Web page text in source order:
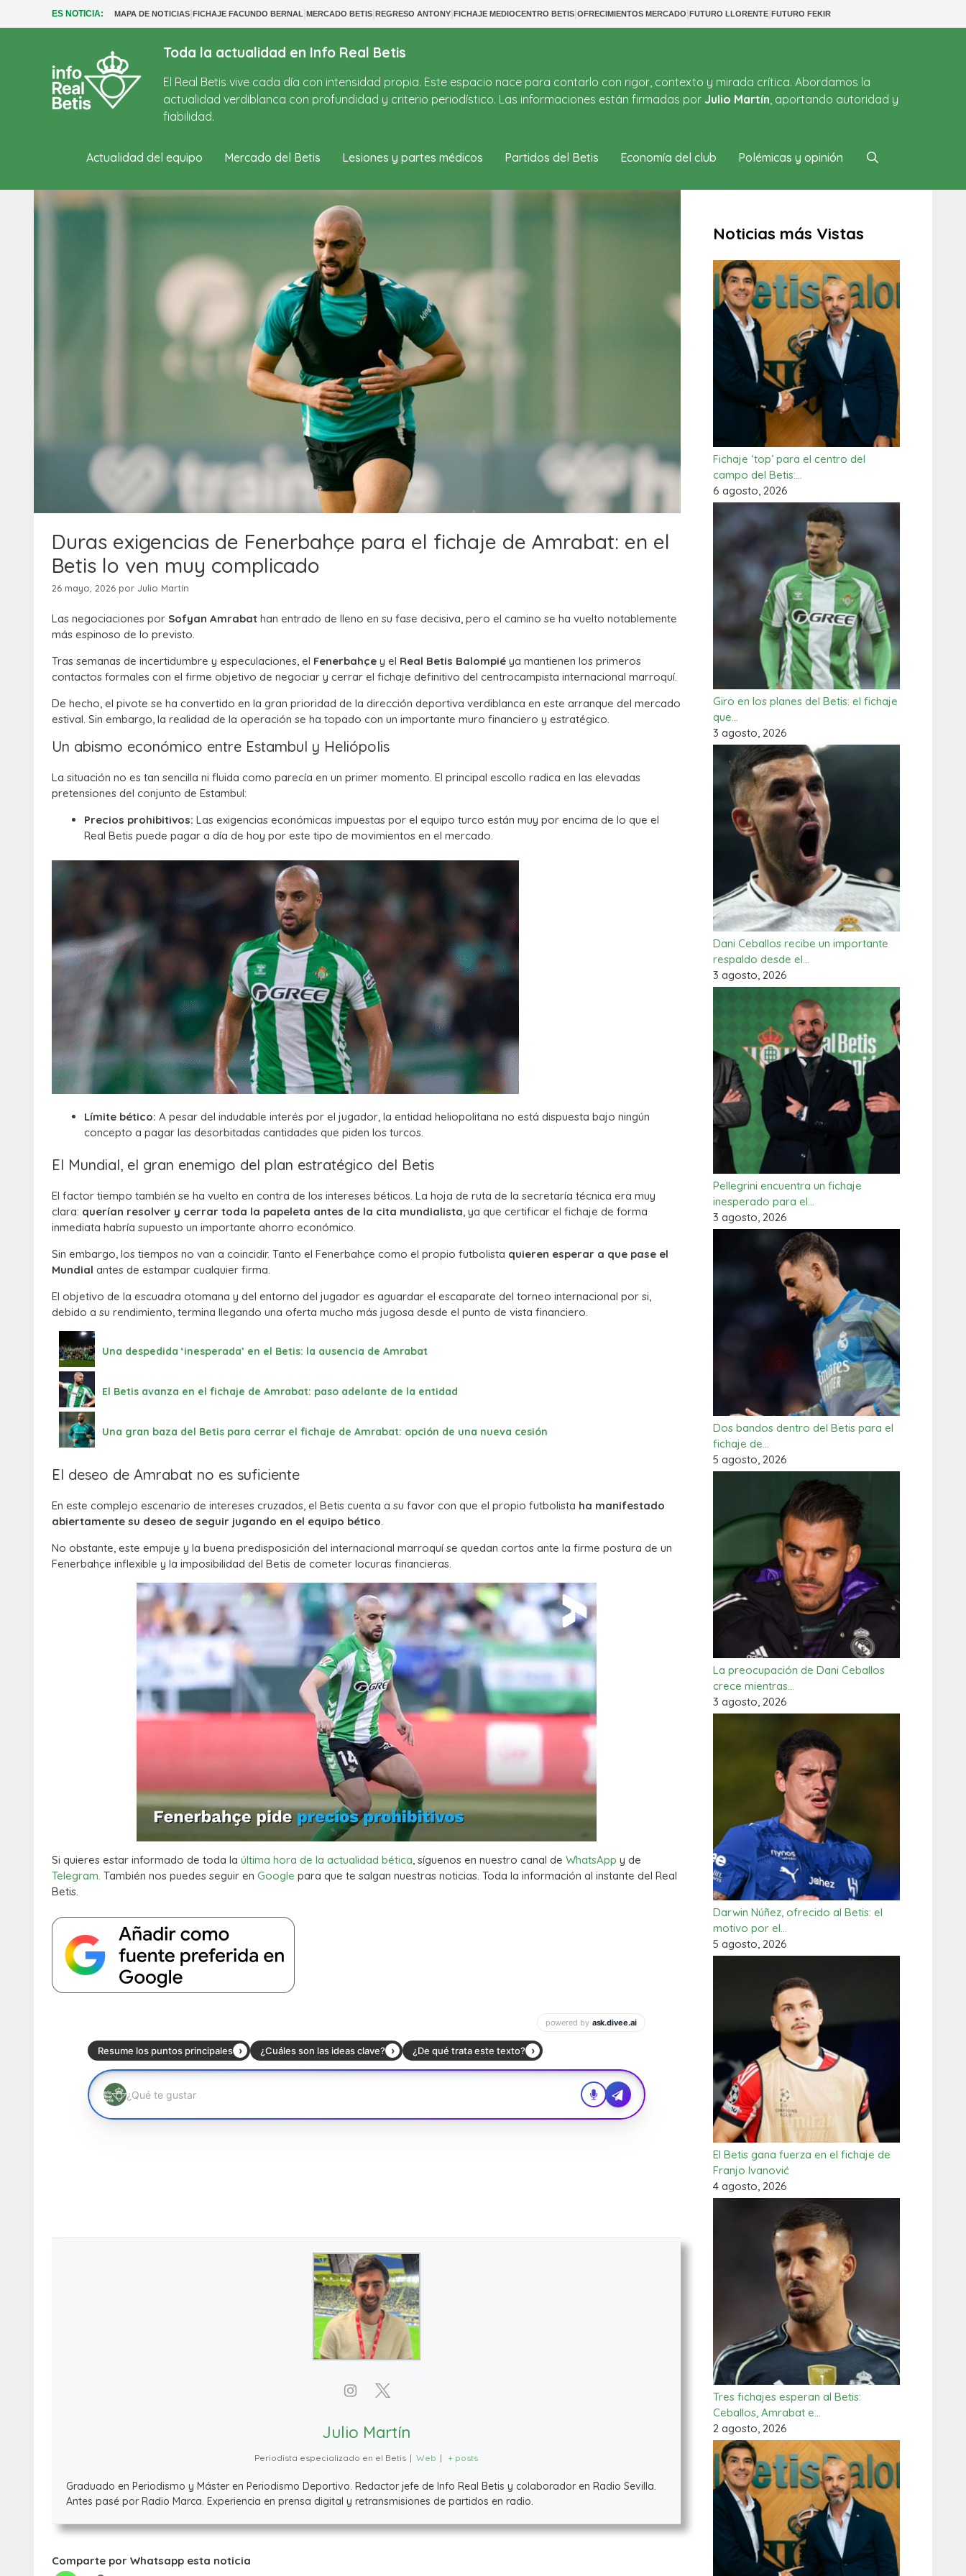
ES NOTICIA: MAPA DE NOTICIAS|FICHAJE FACUNDO BERNAL|MERCADO BETIS|REGRESO ANTONY|FICHAJE MEDIOCENTRO BETIS|OFRECIMIENTOS MERCADO|FUTURO LLORENTE|FUTURO FEKIR
Toda la actualidad en Info Real Betis
El Real Betis vive cada día con intensidad propia. Este espacio nace para contarlo con rigor, contexto y mirada crítica. Abordamos la
actualidad verdiblanca con profundidad y criterio periodístico. Las informaciones están firmadas por Julio Martín, aportando autoridad y
fiabilidad.
Actualidad del equipo Mercado del Betis Lesiones y partes médicos Partidos del Betis Economía del club Polémicas y opinión
Duras exigencias de Fenerbahçe para el fichaje de Amrabat: en el
Betis lo ven muy complicado
26 mayo, 2026 por Julio Martín
Las negociaciones por Sofyan Amrabat han entrado de lleno en su fase decisiva, pero el camino se ha vuelto notablemente
más espinoso de lo previsto.
Tras semanas de incertidumbre y especulaciones, el Fenerbahçe y el Real Betis Balompié ya mantienen los primeros
contactos formales con el firme objetivo de negociar y cerrar el fichaje definitivo del centrocampista internacional marroquí.
De hecho, el pivote se ha convertido en la gran prioridad de la dirección deportiva verdiblanca en este arranque del mercado
estival. Sin embargo, la realidad de la operación se ha topado con un importante muro financiero y estratégico.
Un abismo económico entre Estambul y Heliópolis
La situación no es tan sencilla ni fluida como parecía en un primer momento. El principal escollo radica en las elevadas
pretensiones del conjunto de Estambul:
Precios prohibitivos: Las exigencias económicas impuestas por el equipo turco están muy por encima de lo que el
Real Betis puede pagar a día de hoy por este tipo de movimientos en el mercado.
Límite bético: A pesar del indudable interés por el jugador, la entidad heliopolitana no está dispuesta bajo ningún
concepto a pagar las desorbitadas cantidades que piden los turcos.
El Mundial, el gran enemigo del plan estratégico del Betis
El factor tiempo también se ha vuelto en contra de los intereses béticos. La hoja de ruta de la secretaría técnica era muy
clara: querían resolver y cerrar toda la papeleta antes de la cita mundialista, ya que certificar el fichaje de forma
inmediata habría supuesto un importante ahorro económico.
Sin embargo, los tiempos no van a coincidir. Tanto el Fenerbahçe como el propio futbolista quieren esperar a que pase el
Mundial antes de estampar cualquier firma.
El objetivo de la escuadra otomana y del entorno del jugador es aguardar el escaparate del torneo internacional por si,
debido a su rendimiento, termina llegando una oferta mucho más jugosa desde el punto de vista financiero.
Una despedida ‘inesperada’ en el Betis: la ausencia de Amrabat
El Betis avanza en el fichaje de Amrabat: paso adelante de la entidad
Una gran baza del Betis para cerrar el fichaje de Amrabat: opción de una nueva cesión
El deseo de Amrabat no es suficiente
En este complejo escenario de intereses cruzados, el Betis cuenta a su favor con que el propio futbolista ha manifestado
abiertamente su deseo de seguir jugando en el equipo bético.
No obstante, este empuje y la buena predisposición del internacional marroquí se quedan cortos ante la firme postura de un
Fenerbahçe inflexible y la imposibilidad del Betis de cometer locuras financieras.
Si quieres estar informado de toda la última hora de la actualidad bética, síguenos en nuestro canal de WhatsApp y de
Telegram. También nos puedes seguir en Google para que te salgan nuestras noticias. Toda la información al instante del Real
Betis.
Julio Martín
Periodista especializado en el Betis | Web | + posts
Graduado en Periodismo y Máster en Periodismo Deportivo. Redactor jefe de Info Real Betis y colaborador en Radio Sevilla.
Antes pasé por Radio Marca. Experiencia en prensa digital y retransmisiones de partidos en radio.
Comparte por Whatsapp esta noticia
Noticias más Vistas
Fichaje ‘top’ para el centro del
campo del Betis:…
6 agosto, 2026
Giro en los planes del Betis: el fichaje
que…
3 agosto, 2026
Dani Ceballos recibe un importante
respaldo desde el…
3 agosto, 2026
Pellegrini encuentra un fichaje
inesperado para el…
3 agosto, 2026
Dos bandos dentro del Betis para el
fichaje de…
5 agosto, 2026
La preocupación de Dani Ceballos
crece mientras…
3 agosto, 2026
Darwin Núñez, ofrecido al Betis: el
motivo por el…
5 agosto, 2026
El Betis gana fuerza en el fichaje de
Franjo Ivanović
4 agosto, 2026
Tres fichajes esperan al Betis:
Ceballos, Amrabat e…
2 agosto, 2026